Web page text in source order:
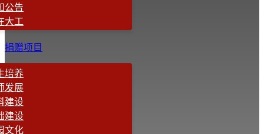
公告
大工
捐赠项目
培养
发展
建设
建设
文化